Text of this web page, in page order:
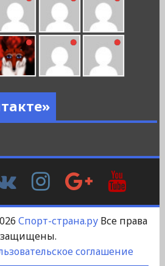
Контакте
InstagramGoogle
Plus
Спорт-страна.руВсе права
защищены.
соглашение